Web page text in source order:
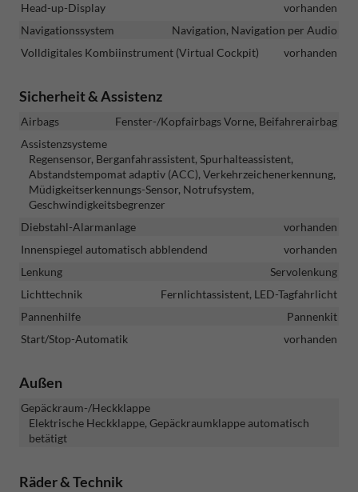
Head-up-Display
vorhanden
Navigationssystem
Navigation, Navigation per Audio
Volldigitales Kombiinstrument (Virtual Cockpit)
vorhanden
Sicherheit & Assistenz
Airbags
Fenster-/Kopfairbags Vorne, Beifahrerairbag
Assistenzsysteme
Regensensor, Berganfahrassistent, Spurhalteassistent,
Abstandstempomat adaptiv (ACC), Verkehrzeichenerkennung,
Müdigkeitserkennungs-Sensor, Notrufsystem,
Geschwindigkeitsbegrenzer
Diebstahl-Alarmanlage
vorhanden
Innenspiegel automatisch abblendend
vorhanden
Lenkung
Servolenkung
Lichttechnik
Fernlichtassistent, LED-Tagfahrlicht
Pannenhilfe
Pannenkit
Start/Stop-Automatik
vorhanden
Außen
Gepäckraum-/Heckklappe
Elektrische Heckklappe, Gepäckraumklappe automatisch
betätigt
Räder & Technik